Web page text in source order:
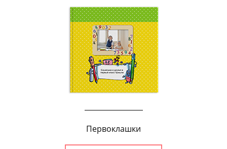
Первоклашки